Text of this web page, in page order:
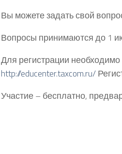
Вы можете задать свой
Вопросы принимаются до 1
Для регистрации
http://educenter.taxcom.ru/
Участие – бесплатно,